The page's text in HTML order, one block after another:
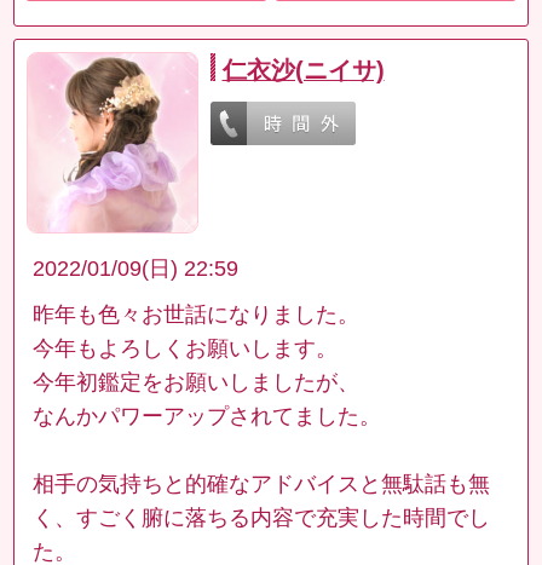
仁衣沙(ニイサ)
2022/01/09(日) 22:59
昨年も色々お世話になりました。
今年もよろしくお願いします。
今年初鑑定をお願いしましたが、
なんかパワーアップされてました。
相手の気持ちと的確なアドバイスと無駄話も無
く、すごく腑に落ちる内容で充実した時間でし
た。